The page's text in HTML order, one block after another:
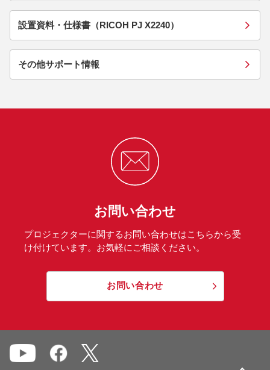
設置資料・仕様書（RICOH PJ X2240）
その他サポート情報
お問い合わせ
プロジェクターに関するお問い合わせはこちらから受
け付けています。お気軽にご相談ください。
お問い合わせ